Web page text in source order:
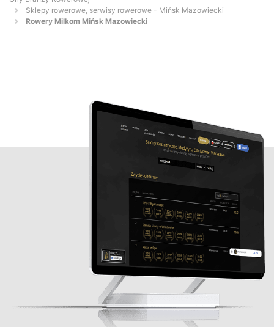
Sklepy rowerowe, serwisy rowerowe - Mińsk Mazowiecki
Rowery Milkom Mińsk Mazowiecki